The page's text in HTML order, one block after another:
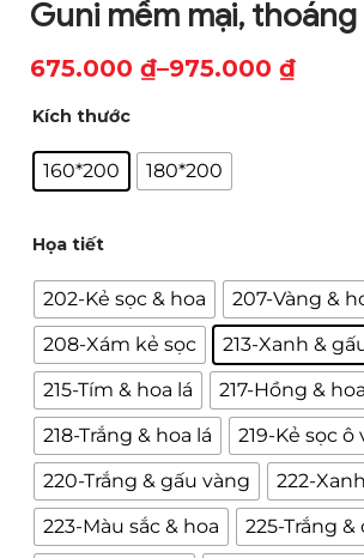
Guni mềm mại,
675.000 ₫–975.000 ₫
từ
đến
975.000 ₫
Kích thước
160*200 180*200
Họa tiết
202-Kẻ sọc & hoa
207-Vàng &
208-Xám kẻ sọc
213-Xanh &
215-Tím & hoa lá
217-Hồng &
218-Trắng & hoa lá
219-Kẻ sọc ô
220-Trắng & gấu vàng
222-
223-Màu sắc & hoa
225-Trắng &